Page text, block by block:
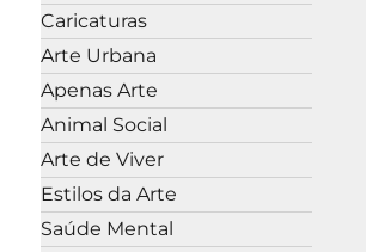
Caricaturas
Arte Urbana
Apenas Arte
Animal Social
Arte de Viver
Estilos da Arte
Saúde Mental